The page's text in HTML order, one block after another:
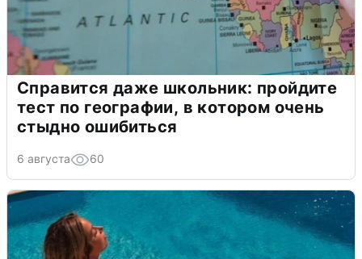
Справится даже школьник: пройдите
тест по географии, в котором очень
стыдно ошибиться
6 августа 60